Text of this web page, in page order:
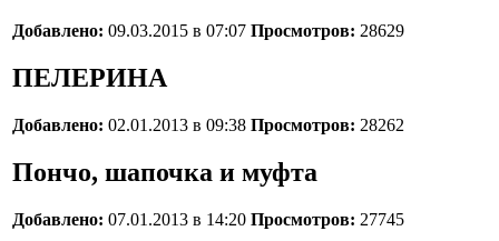
Добавлено: 09.03.2015 в 07:07 Просмотров: 28629
ПЕЛЕРИНА
Добавлено: 02.01.2013 в 09:38 Просмотров: 28262
Пончо, шапочка и муфта
Добавлено: 07.01.2013 в 14:20 Просмотров: 27745